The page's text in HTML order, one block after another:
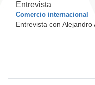
Entrevista
Comercio internacional
Entrevista con Alejandro